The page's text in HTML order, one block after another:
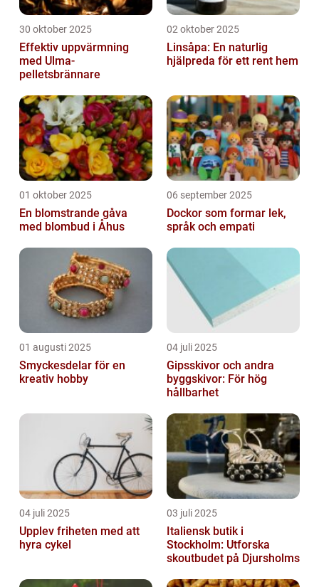
30 oktober 2025
Effektiv uppvärmning
med Ulma-
pelletsbrännare
02 oktober 2025
Linsåpa: En naturlig
hjälpreda för ett rent hem
01 oktober 2025
En blomstrande gåva
med blombud i Åhus
06 september 2025
Dockor som formar lek,
språk och empati
01 augusti 2025
Smyckesdelar för en
kreativ hobby
04 juli 2025
Gipsskivor och andra
byggskivor: För hög
hållbarhet
04 juli 2025
Upplev friheten med att
hyra cykel
03 juli 2025
Italiensk butik i
Stockholm: Utforska
skoutbudet på Djursholms